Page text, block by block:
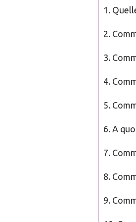
1.
2.
3.
4.
5.
6. A
7.
8.
9.